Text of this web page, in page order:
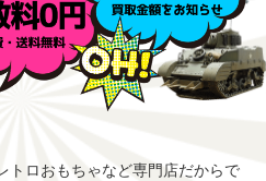
トロおもちゃなど専門店だからで